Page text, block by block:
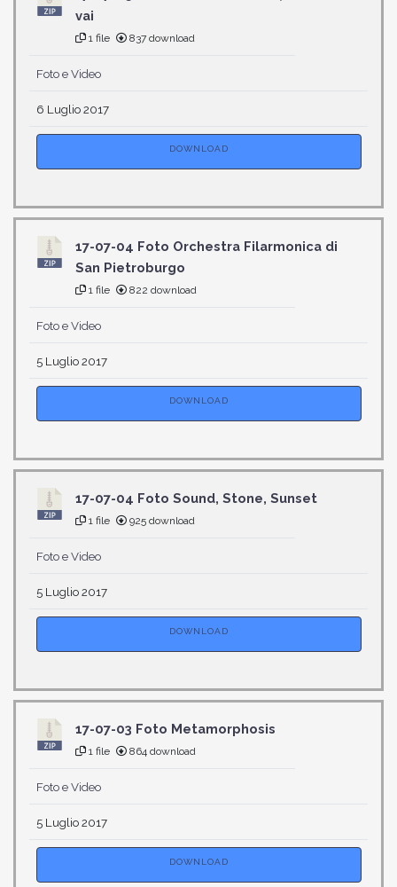
vai
1 file 837 download
Foto e Video
6 Luglio 2017
DOWNLOAD
17-07-04 Foto Orchestra Filarmonica di
San Pietroburgo
1 file 822 download
Foto e Video
5 Luglio 2017
DOWNLOAD
17-07-04 Foto Sound, Stone, Sunset
1 file 925 download
Foto e Video
5 Luglio 2017
DOWNLOAD
17-07-03 Foto Metamorphosis
1 file 864 download
Foto e Video
5 Luglio 2017
DOWNLOAD